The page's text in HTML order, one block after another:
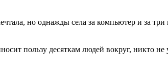
но однажды села за компьютер и за
пользу десяткам людей вокруг, никто